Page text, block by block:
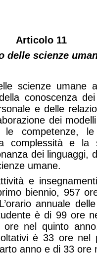
Articolo 11
delle scienze
scienze umane
conoscenza
e delle
dei
le competenze,
complessità e la
dei linguaggi,
umane.
e
biennio, 957
annuale
è di 99 ore
nel quinto
è 33 ore
anno e di 33 ore